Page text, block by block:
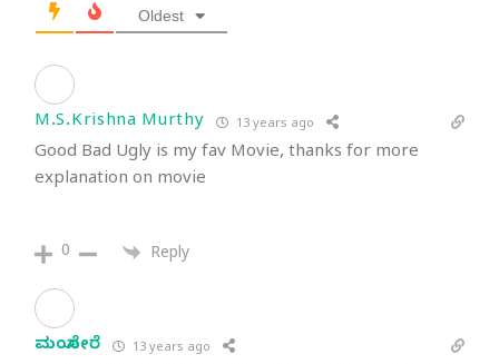
Oldest
M.S.Krishna Murthy 13 years ago
Good Bad Ugly is my fav Movie, thanks for more
explanation on movie
0 Reply
ಮಂಸೋರೆ 13 years ago